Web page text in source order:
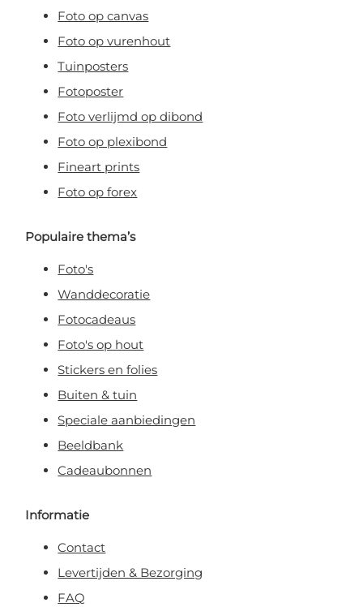
Foto op canvas
Foto op vurenhout
Tuinposters
Fotoposter
Foto verlijmd op dibond
Foto op plexibond
Fineart prints
Foto op forex
Populaire thema’s
Foto's
Wanddecoratie
Fotocadeaus
Foto's op hout
Stickers en folies
Buiten & tuin
Speciale aanbiedingen
Beeldbank
Cadeaubonnen
Informatie
Contact
Levertijden & Bezorging
FAQ